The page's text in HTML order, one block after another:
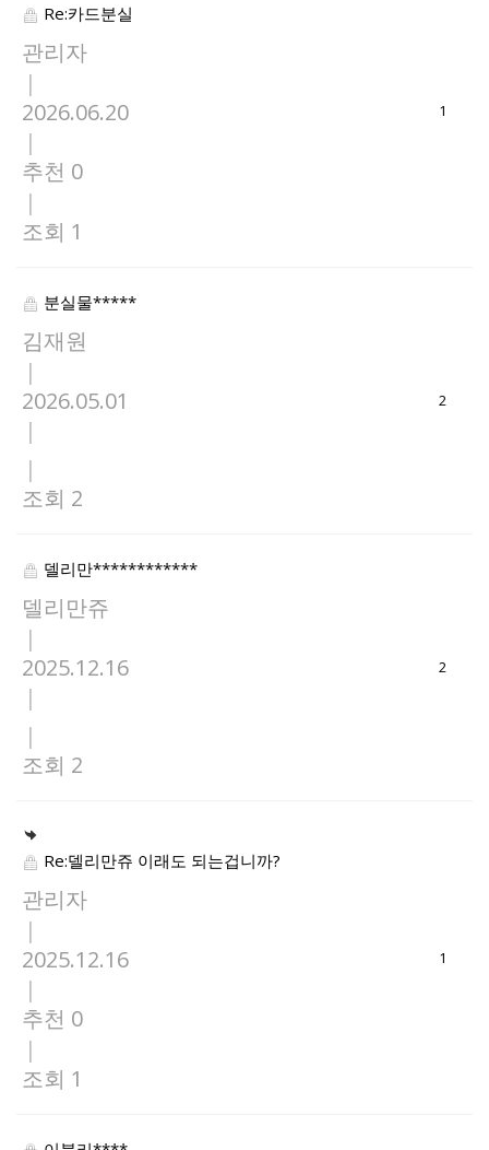
Re:카드분실
관리자
|
2026.06.20
|
추천 0
|
조회 1
1
분실물*****
김재원
|
2026.05.01
|
|
조회 2
2
델리만************
델리만쥬
|
2025.12.16
|
|
조회 2
2
Re:델리만쥬 이래도 되는겁니까?
관리자
|
2025.12.16
|
추천 0
|
조회 1
1